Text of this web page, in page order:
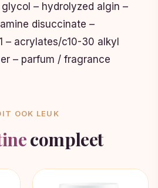
– hydrolyzed algin –
disuccinate –
– acrylates/c10-30 alkyl
– parfum / fragrance
OOK LEUK
compleet